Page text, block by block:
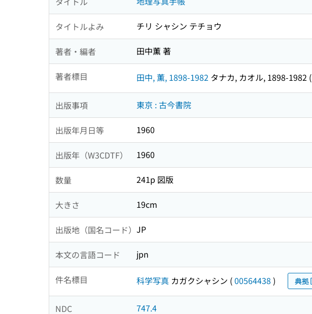
タイトルよみ チリ シャシン テチョウ
著者・編者 田中薫 著
著者標目 田中, 薫, 1898-1982 タナカ, カオル, 1898-1982 (
出版事項 東京 : 古今書院
出版年月日等 1960
出版年（W3CDTF） 1960
数量 241p 図版
大きさ 19cm
出版地（国名コード） JP
本文の言語コード jpn
件名標目 科学写真 カガクシャシン (00564438 ) 典拠
NDC 747.4